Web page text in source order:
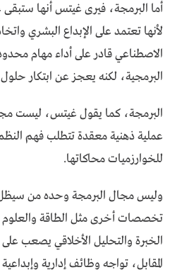
أما البرمجة، فيرى غيتس أنها
لأنها تعتمد على الإبداع البشري
الاصطناعي قادر على أداء مهام
البرمجية، لكنه يعجز عن ابتكار
البرمجة، كما يقول غيتس، ليست
عملية ذهنية معقدة تتطلب فهم
للخوارزميات محاكاتها.
وليس مجال البرمجة وحده من سيظل
تخصصات أخرى مثل الطاقة والعلوم
الخبرة والتحليل الأخلاقي يصعب
المقابل، تواجه وظائف إدارية